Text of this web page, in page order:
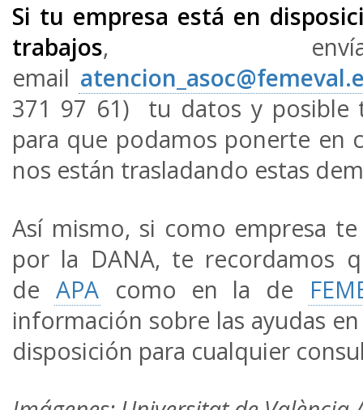
Si tu empresa está en
trabajos,
email
371 97 61) tu datos y posible
para que podamos ponerte en
nos están trasladando estas
Así mismo, si como empresa
por la DANA, te recordamos
de APA como en la de
información sobre las ayudas
disposición para cualquier